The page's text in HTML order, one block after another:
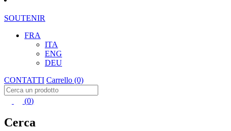
SOUTENIR
FRA
ITA
ENG
DEU
CONTATTI Carrello (0)
(0)
Cerca